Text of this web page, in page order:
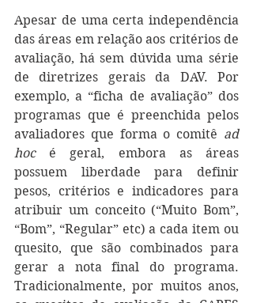
Apesar de uma certa independência
das áreas em relação aos critérios de
avaliação, há sem dúvida uma série
de diretrizes gerais da DAV. Por
exemplo, a “ficha de avaliação” dos
programas que é preenchida pelos
avaliadores que forma o comitê ad
hoc é geral, embora as áreas
possuem liberdade para definir
pesos, critérios e indicadores para
atribuir um conceito (“Muito Bom”,
“Bom”, “Regular” etc) a cada item ou
quesito, que são combinados para
gerar a nota final do programa.
Tradicionalmente, por muitos anos,